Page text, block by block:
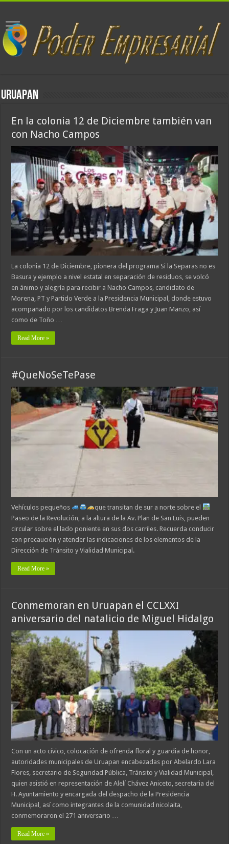
URUAPAN
En la colonia 12 de Diciembre también van
con Nacho Campos
La colonia 12 de Diciembre, pionera del programa Si la Separas no es
Basura y ejemplo a nivel estatal en separación de residuos, se volcó
en ánimo y alegría para recibir a Nacho Campos, candidato de
Morena, PT y Partido Verde a la Presidencia Municipal, donde estuvo
acompañado por los candidatos Brenda Fraga y Juan Manzo, así
como de Toño …
Read More »
#QueNoSeTePase
Vehículos pequeños
que transitan de sur a norte sobre el
Paseo de la Revolución, a la altura de la Av. Plan de San Luis, pueden
circular sobre el lado poniente en sus dos carriles. Recuerda conducir
con precaución y atender las indicaciones de los elementos de la
Dirección de Tránsito y Vialidad Municipal.
Read More »
Conmemoran en Uruapan el CCLXXI
aniversario del natalicio de Miguel Hidalgo
Con un acto cívico, colocación de ofrenda floral y guardia de honor,
autoridades municipales de Uruapan encabezadas por Abelardo Lara
Flores, secretario de Seguridad Pública, Tránsito y Vialidad Municipal,
quien asistió en representación de Alelí Chávez Aniceto, secretaria del
H. Ayuntamiento y encargada del despacho de la Presidencia
Municipal, así como integrantes de la comunidad nicolaita,
conmemoraron el 271 aniversario …
Read More »